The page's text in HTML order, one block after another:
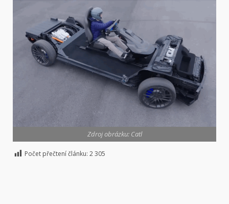
Zdroj obrázku: Catl
Počet přečtení článku: 2 305